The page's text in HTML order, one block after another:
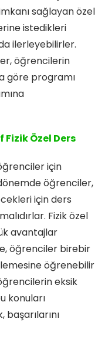
sağlayan özel
istedikleri
ilerleyebilirler.
öğrencilerin
göre programı
Fizik Özel Ders
için
öğrenciler,
için ders
Fizik özel
avantajlar
öğrenciler birebir
öğrenebilir
eksik
konuları